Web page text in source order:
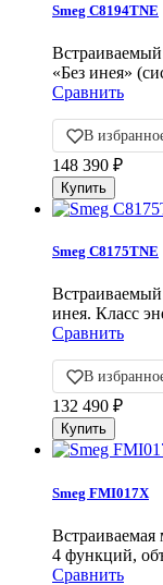
Smeg C8194TNE
«Без инея»
Сравнить
В
148 390 ₽
Smeg C8175TNE
инея. Класс
Сравнить
В
132 490 ₽
Smeg FMI017X
Встраиваемая
4 функций,
Сравнить